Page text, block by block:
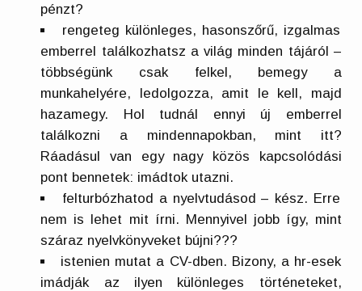
pénzt?
rengeteg különleges, hasonszőrű, izgalmas
emberrel találkozhatsz a világ minden tájáról –
többségünk csak felkel, bemegy a
munkahelyére, ledolgozza, amit le kell, majd
hazamegy. Hol tudnál ennyi új emberrel
találkozni a mindennapokban, mint itt?
Ráadásul van egy nagy közös kapcsolódási
pont bennetek: imádtok utazni.
felturbózhatod a nyelvtudásod – kész. Erre
nem is lehet mit írni. Mennyivel jobb így, mint
száraz nyelvkönyveket bújni???
istenien mutat a CV-dben. Bizony, a hr-esek
imádják az ilyen különleges történeteket,